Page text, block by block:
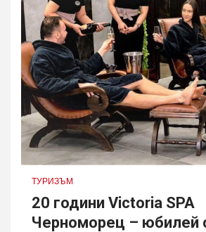
ТУРИЗЪМ
20 години Victoria SPA
Черноморец – юбилей